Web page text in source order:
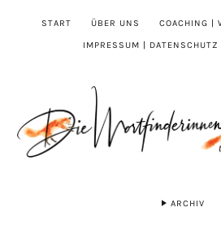
START ÜBER UNS COACHING |
IMPRESSUM | DATENSCHUTZ
ARCHIV